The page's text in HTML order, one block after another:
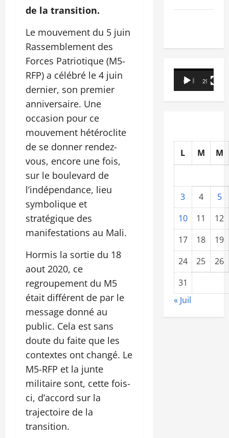
de la transition.
Le mouvement du 5 juin
Rassemblement des
Forces Patriotique (M5-
RFP) a célébré le 4 juin
dernier, son premier
anniversaire. Une
occasion pour ce
mouvement hétéroclite
de se donner rendez-
vous, encore une fois,
sur le boulevard de
l’indépendance, lieu
symbolique et
stratégique des
manifestations au Mali.
Hormis la sortie du 18
aout 2020, ce
regroupement du M5
était différent de par le
message donné au
public. Cela est sans
doute du faite que les
contextes ont changé. Le
M5-RFP et la junte
militaire sont, cette fois-
ci, d’accord sur la
trajectoire de la
transition.
Lecteur
vidéo
00:00 29:21
L M M
3 4
5
10
11
12
17
18
19
24
25
26
31
« Juil